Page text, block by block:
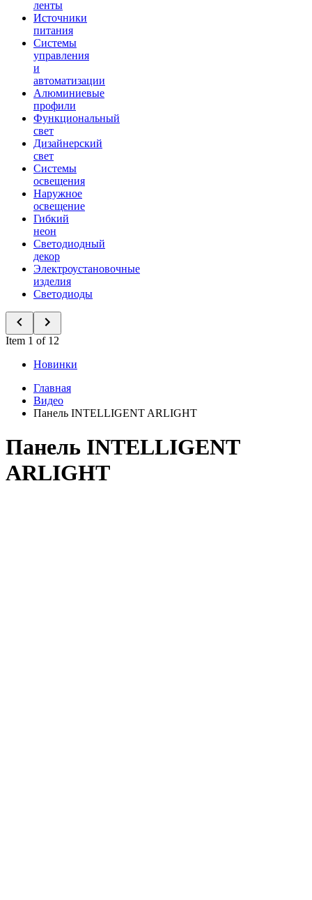
ленты
Источники
питания
Системы
управления
и
автоматизации
Алюминиевые
профили
Функциональный
свет
Дизайнерский
свет
Системы
освещения
Наружное
освещение
Гибкий
неон
Светодиодный
декор
Электроустановочные
изделия
Светодиоды
Item 1 of 12
Новинки
Главная
Видео
Панель INTELLIGENT ARLIGHT
Панель INTELLIGENT
ARLIGHT